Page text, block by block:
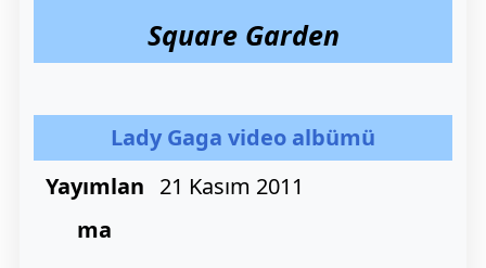
Square Garden
Lady Gaga video albümü
Yayımlan
ma
21 Kasım 2011